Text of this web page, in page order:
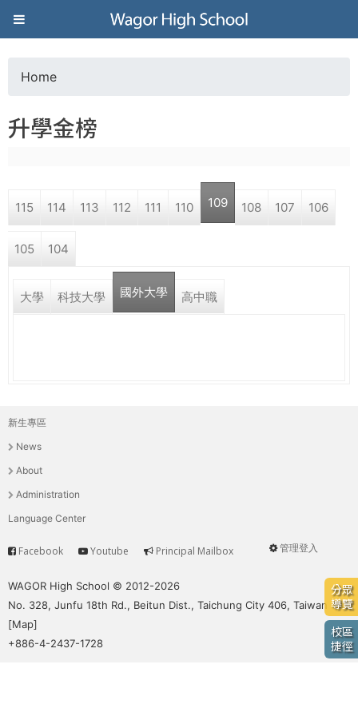
Jump to navigation
葳
格
高
學
培
養
具
國
移
動
的
世
界
公
o
a
r
e
r
e
Home
升學金榜
115 114 113 112 111 110 109 108 107 106
105 104
大學 科技大學 國外大學 高中職
分眾
導覽
校區
捷徑
主
選
單
新生專區
News
About
Administration
Language Center
User
管理登入
Service
Facebook Youtube Principal Mailbox
WAGOR High School © 2012-2026
No. 328, Junfu 18th Rd., Beitun Dist., Taichung City 406, Taiwan
[Map]
+886-4-2437-1728